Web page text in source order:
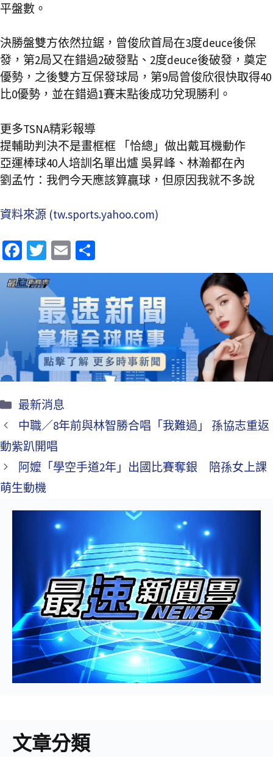
平盤數。
決勝盤雙方依然拉鋸，曾俊欣首局在3度deuce後保
發，第2局又在錯過2破發點、2度deuce後破發，奠定
優勢，之後雙方互保發球局，第9局曾俊欣很快取得40
比0優勢，並在錯過1賽末點後成功兌現勝利。
更多TSNA精彩報導
提輔助判決不是畫框框 「恰總」做出戴耳機動作
亞運棒球40人培訓名單出爐 吳昇峰、林瀚都在內
劉孟竹：我們今天應該算贏球，但原因我就不多說
資料來源 (tw.sports.yahoo.com)
Fa
ce
b
k
T
wi
tt
er
E
m
l
享
最新消息
中職／8年前與林智勝合唱「我難過」 孫協志重返
動紫趴開唱
阿嬤「學空手道2年」出國比賽奪銀 陪孫女上課
萌生動機
文章分類